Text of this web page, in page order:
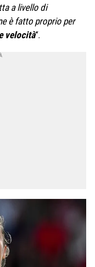
a livello di
è fatto proprio per
velocità“.